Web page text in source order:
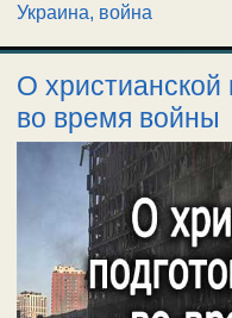
Украина, война
О христианской
во время войны